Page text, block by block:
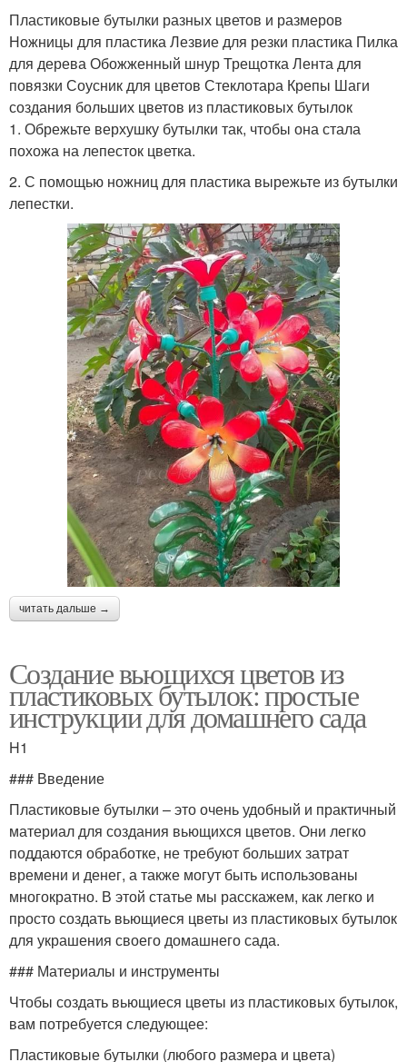
Пластиковые бутылки разных цветов и размеров
Ножницы для пластика Лезвие для резки пластика Пилка
для дерева Обожженный шнур Трещотка Лента для
повязки Соусник для цветов Стеклотара Крепы Шаги
создания больших цветов из пластиковых бутылок
1. Обрежьте верхушку бутылки так, чтобы она стала
похожа на лепесток цветка.
2. С помощью ножниц для пластика вырежьте из бутылки
лепестки.
читать дальше →
Создание вьющихся цветов из
пластиковых бутылок: простые
инструкции для домашнего сада
H1
### Введение
Пластиковые бутылки – это очень удобный и практичный
материал для создания вьющихся цветов. Они легко
поддаются обработке, не требуют больших затрат
времени и денег, а также могут быть использованы
многократно. В этой статье мы расскажем, как легко и
просто создать вьющиеся цветы из пластиковых бутылок
для украшения своего домашнего сада.
### Материалы и инструменты
Чтобы создать вьющиеся цветы из пластиковых бутылок,
вам потребуется следующее:
Пластиковые бутылки (любого размера и цвета)